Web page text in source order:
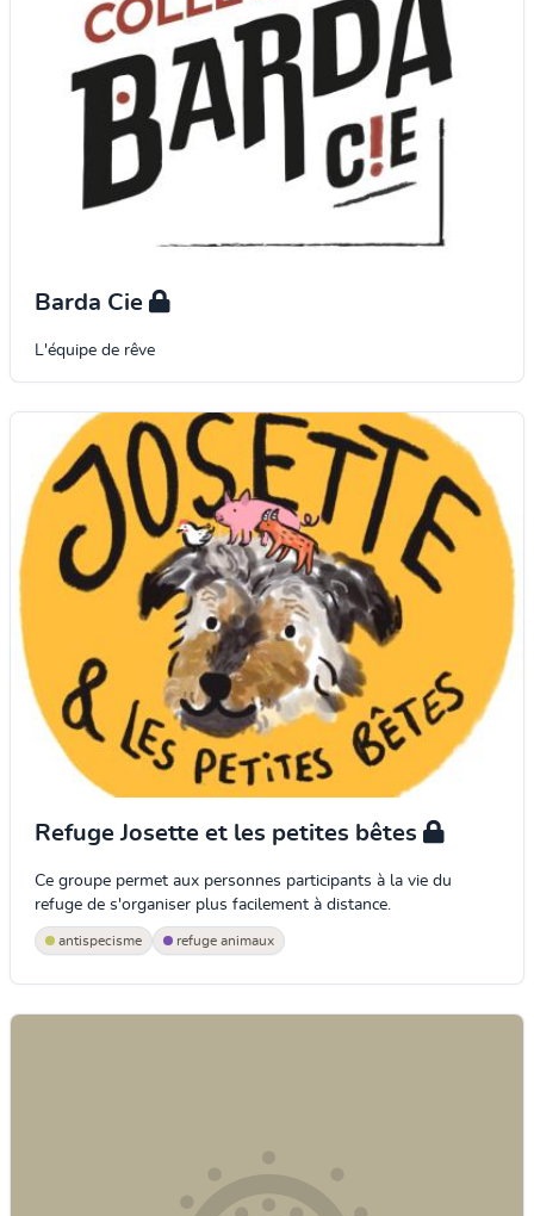
Barda Cie
L'équipe de rêve
Refuge Josette et les petites bêtes
Ce groupe permet aux personnes participants à la vie du
refuge de s'organiser plus facilement à distance.
antispecisme refuge animaux